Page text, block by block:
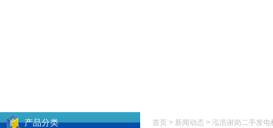
产品分类 首页 > 新闻动态 > 泓浩谢岗二手发